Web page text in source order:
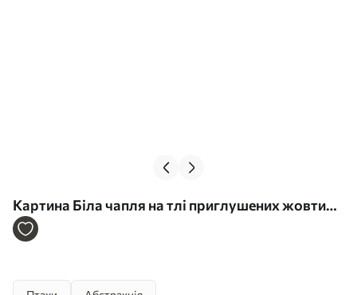
Картина Біла чапля на тлі приглушених жовтих,
коричневих і синіх відтінків, що нагадують